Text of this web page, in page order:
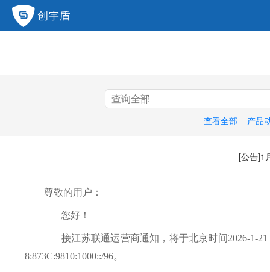
查看全部 产品
[公告]1
尊敬的用户：
您好！
接江苏联通运营商通知，将于北京时间2026-1-21
8:873C:9810:1000::/96。